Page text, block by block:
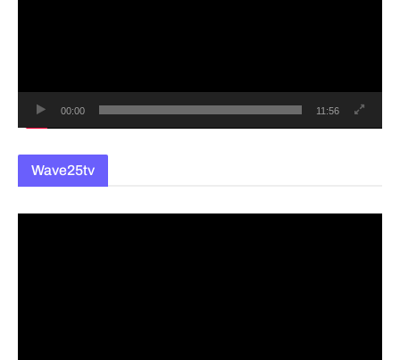
00:00 11:56
Wave25tv